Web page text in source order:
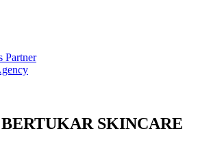
Partner
SKINCARE